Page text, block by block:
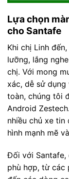
Lựa chọn
cho Santafe
Khi chị Linh
lưỡng, lắng
chị. Với mong
xác, dễ sử
toàn, chúng tôi
Android
nhiều chủ xe tin
hình mạnh mẽ
Đối với Santafe,
phù hợp, từ các